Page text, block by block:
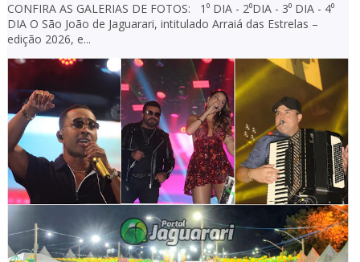
CONFIRA AS GALERIAS DE FOTOS: 1⁰ DIA - 2⁰DIA - 3⁰ DIA - 4⁰
DIA O São João de Jaguarari, intitulado Arraiá das Estrelas –
edição 2026, e...